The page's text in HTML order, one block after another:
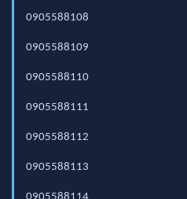
0905588108
0905588109
0905588110
0905588111
0905588112
0905588113